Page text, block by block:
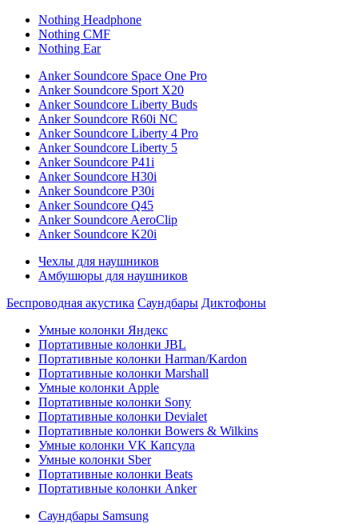
Nothing Headphone
Nothing CMF
Nothing Ear
Anker Soundcore Space One Pro
Anker Soundcore Sport X20
Anker Soundcore Liberty Buds
Anker Soundcore R60i NC
Anker Soundcore Liberty 4 Pro
Anker Soundcore Liberty 5
Anker Soundcore P41i
Anker Soundcore H30i
Anker Soundcore P30i
Anker Soundcore Q45
Anker Soundcore AeroClip
Anker Soundcore K20i
Чехлы для наушников
Амбушюры для наушников
Беспроводная акустика Саундбары Диктофоны
Умные колонки Яндекс
Портативные колонки JBL
Портативные колонки Harman/Kardon
Портативные колонки Marshall
Умные колонки Apple
Портативные колонки Sony
Портативные колонки Devialet
Портативные колонки Bowers & Wilkins
Умные колонки VK Капсула
Умные колонки Sber
Портативные колонки Beats
Портативные колонки Anker
Саундбары Samsung